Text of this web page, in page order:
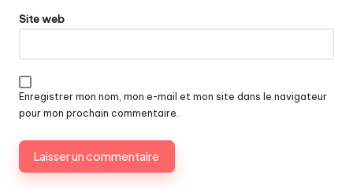
Site web
Enregistrer mon nom, mon e-mail et mon site dans le navigateur
pour mon prochain commentaire.